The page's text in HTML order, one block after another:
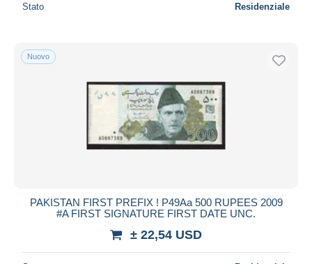
Stato Residenziale
Nuovo
PAKISTAN FIRST PREFIX ! P49Aa 500 RUPEES 2009
#A FIRST SIGNATURE FIRST DATE UNC.
± 22,54 USD